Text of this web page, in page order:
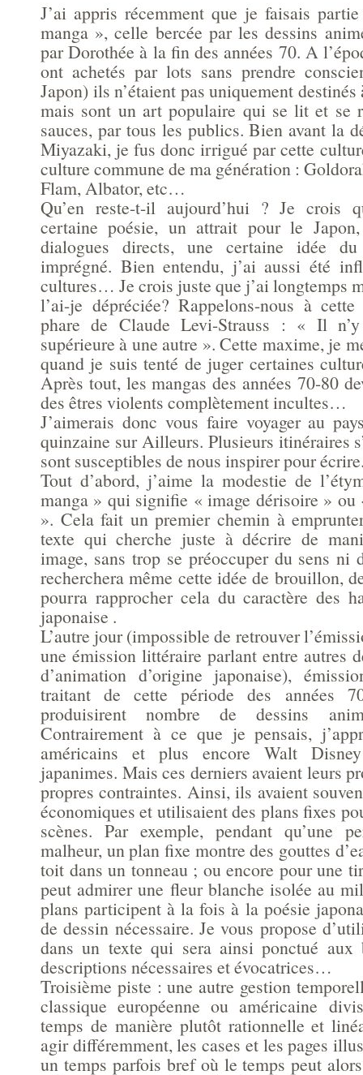
J’ai appris récemment que je faisais
manga », celle bercée par les dessins
par Dorothée à la fin des années 70. A
ont achetés par lots sans prendre
Japon) ils n’étaient pas uniquement
mais sont un art populaire qui se lit et se
sauces, par tous les publics. Bien avant la
Miyazaki, je fus donc irrigué par cette
culture commune de ma génération :
Flam, Albator, etc…
Qu’en reste-t-il aujourd’hui ? Je crois
certaine poésie, un attrait pour le
dialogues directs, une certaine idée du
imprégné. Bien entendu, j’ai aussi été
cultures… Je crois juste que j’ai longtemps
l’ai-je dépréciée? Rappelons-nous à
phare de Claude Levi-Strauss : « Il
supérieure à une autre ». Cette maxime, je
quand je suis tenté de juger certaines
Après tout, les mangas des années 70-80
des êtres violents complètement incultes…
J’aimerais donc vous faire voyager au
quinzaine sur Ailleurs. Plusieurs itinéraires
sont susceptibles de nous inspirer pour
Tout d’abord, j’aime la modestie de
manga » qui signifie « image dérisoire » ou
». Cela fait un premier chemin à
texte qui cherche juste à décrire de
image, sans trop se préoccuper du sens ni
recherchera même cette idée de brouillon,
pourra rapprocher cela du caractère des
japonaise .
L’autre jour (impossible de retrouver
une émission littéraire parlant entre autres
d’animation d’origine japonaise),
traitant de cette période des années
produisirent nombre de dessins
Contrairement à ce que je pensais,
américains et plus encore Walt
japanimes. Mais ces derniers avaient leurs
propres contraintes. Ainsi, ils avaient
économiques et utilisaient des plans fixes
scènes. Par exemple, pendant qu’une
malheur, un plan fixe montre des gouttes
toit dans un tonneau ; ou encore pour une
peut admirer une fleur blanche isolée au
plans participent à la fois à la poésie
de dessin nécessaire. Je vous propose
dans un texte qui sera ainsi ponctué aux
descriptions nécessaires et évocatrices…
Troisième piste : une autre gestion
classique européenne ou américaine
temps de manière plutôt rationnelle et
agir différemment, les cases et les pages
un temps parfois bref où le temps peut